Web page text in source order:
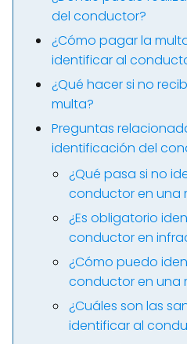
del conductor?
¿Cómo pagar la
identificar al
¿Qué hacer si no
multa?
Preguntas
identificación del
¿Qué pasa si no
conductor en una
¿Es obligatorio
conductor en
¿Cómo puedo
conductor en una
¿Cuáles son las
identificar al